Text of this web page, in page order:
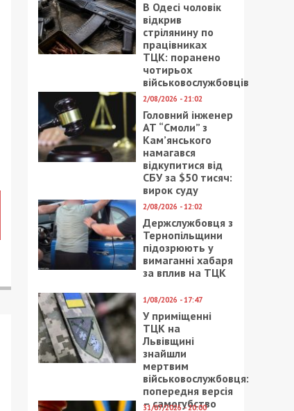
В Одесі чоловік
відкрив
стрілянину по
працівниках
ТЦК: поранено
чотирьох
військовослужбовців
2/08/2026 - 21:02
Головний інженер
АТ “Смоли” з
Кам’янського
намагався
відкупитися від
СБУ за $50 тисяч:
вирок суду
2/08/2026 - 12:02
Держслужбовця з
Тернопільщини
підозрюють у
вимаганні хабаря
за вплив на ТЦК
1/08/2026 - 17:47
У приміщенні
ТЦК на
Львівщині
знайшли
мертвим
військовослужбовця:
попередня версія
– самогубство
31/07/2026 - 20:00